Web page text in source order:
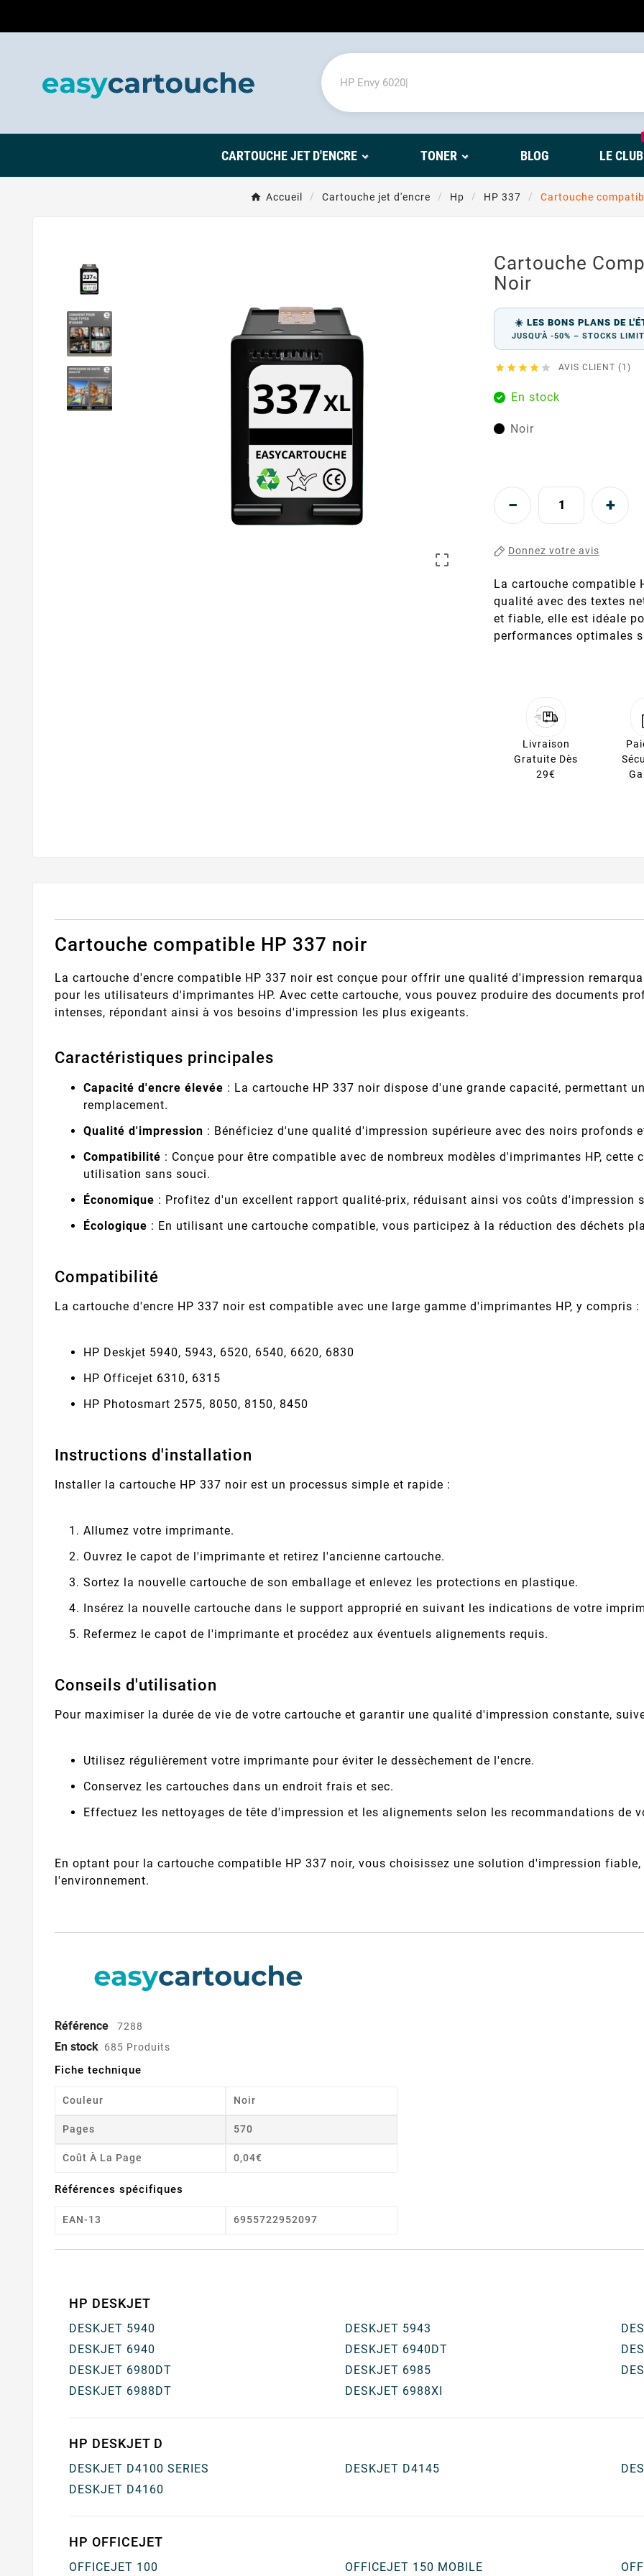
CARTOUCHE JET D'ENCRE TONER BLOG LE CLUB
Accueil Cartouche jet d'encre Hp HP 337 Cartouche

Cartouche
Noir
☀️ LES BONS PLANS DE
JUSQU'À -50% – STOCKS
     AVIS CLIENT (1)
En stock
Noir
Donnez votre avis
La cartouche compatible
qualité avec des textes
et fiable, elle est idéale
performances optimales
Livraison
Gratuite Dès
29€
Cartouche compatible HP 337 noir
La cartouche d'encre compatible HP 337 noir est conçue pour offrir une qualité d'impression
pour les utilisateurs d'imprimantes HP. Avec cette cartouche, vous pouvez produire des documents
intenses, répondant ainsi à vos besoins d'impression les plus exigeants.
Caractéristiques principales
Capacité d'encre élevée : La cartouche HP 337 noir dispose d'une grande capacité, permettant
remplacement.
Qualité d'impression : Bénéficiez d'une qualité d'impression supérieure avec des noirs profonds
Compatibilité : Conçue pour être compatible avec de nombreux modèles d'imprimantes HP,
utilisation sans souci.
Économique : Profitez d'un excellent rapport qualité-prix, réduisant ainsi vos coûts d'impression
Écologique : En utilisant une cartouche compatible, vous participez à la réduction des déchets
Compatibilité
La cartouche d'encre HP 337 noir est compatible avec une large gamme d'imprimantes HP, y compris :
HP Deskjet 5940, 5943, 6520, 6540, 6620, 6830
HP Officejet 6310, 6315
HP Photosmart 2575, 8050, 8150, 8450
Instructions d'installation
Installer la cartouche HP 337 noir est un processus simple et rapide :
Allumez votre imprimante.
Ouvrez le capot de l'imprimante et retirez l'ancienne cartouche.
Sortez la nouvelle cartouche de son emballage et enlevez les protections en plastique.
Insérez la nouvelle cartouche dans le support approprié en suivant les indications de votre
Refermez le capot de l'imprimante et procédez aux éventuels alignements requis.
Conseils d'utilisation
Pour maximiser la durée de vie de votre cartouche et garantir une qualité d'impression constante,
Utilisez régulièrement votre imprimante pour éviter le dessèchement de l'encre.
Conservez les cartouches dans un endroit frais et sec.
Effectuez les nettoyages de tête d'impression et les alignements selon les recommandations de
En optant pour la cartouche compatible HP 337 noir, vous choisissez une solution d'impression fiable,
l'environnement.
Référence 7288
En stock 685 Produits
Fiche technique
Couleur Noir
Pages 570
Coût À La Page 0,04€
Références spécifiques
EAN-13 6955722952097
HP DESKJET
DESKJET 5940 DESKJET 5943
DESKJET 6940
DESKJET 6940DT
DESKJET 6980DT
DESKJET 6985
DESKJET 6988DT
DESKJET 6988XI
HP DESKJET D
DESKJET D4100 SERIES DESKJET D4145
DESKJET D4160
HP OFFICEJET
OFFICEJET 100 OFFICEJET 150 MOBILE